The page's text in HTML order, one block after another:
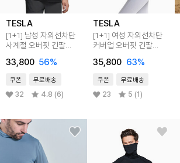
TESLA
[1+1] 남성 자외선차단
사계절 오버핏 긴팔
33,800 56%
쿠폰 무료배송
32 4.8 (6)
TESLA
[1+1] 여성 자외선차단
커버업 오버핏 긴팔
35,800 63%
쿠폰 무료배송
23 5 (1)